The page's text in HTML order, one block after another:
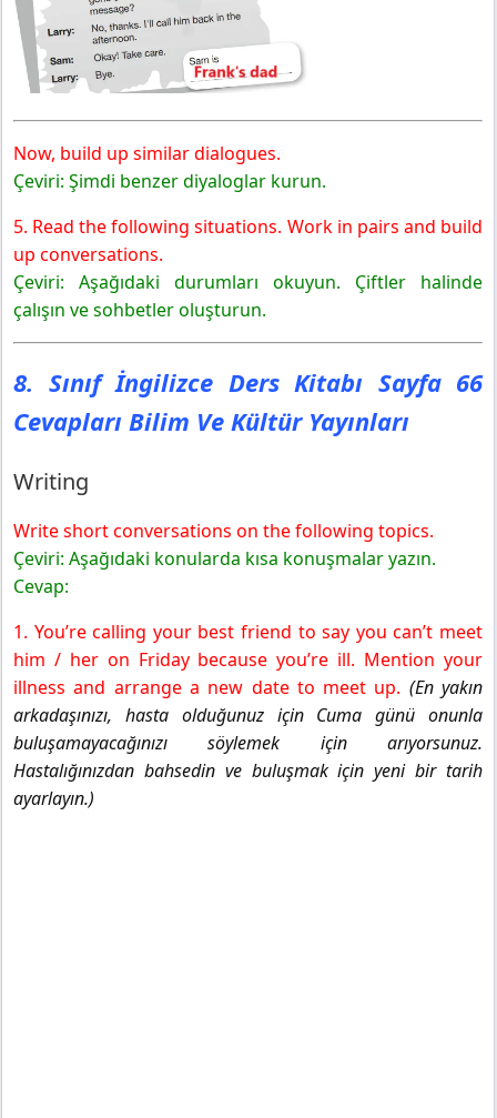
Now, build up similar dialogues.
Çeviri: Şimdi benzer diyaloglar kurun.
5. Read the following situations. Work in pairs and build
up conversations.
Çeviri: Aşağıdaki durumları okuyun. Çiftler halinde
çalışın ve sohbetler oluşturun.
8. Sınıf İngilizce Ders Kitabı Sayfa 66
Cevapları Bilim Ve Kültür Yayınları
Writing
Write short conversations on the following topics.
Çeviri: Aşağıdaki konularda kısa konuşmalar yazın.
Cevap:
1. You’re calling your best friend to say you can’t meet
him / her on Friday because you’re ill. Mention your
illness and arrange a new date to meet up. (En yakın
arkadaşınızı, hasta olduğunuz için Cuma günü onunla
buluşamayacağınızı söylemek için arıyorsunuz.
Hastalığınızdan bahsedin ve buluşmak için yeni bir tarih
ayarlayın.)